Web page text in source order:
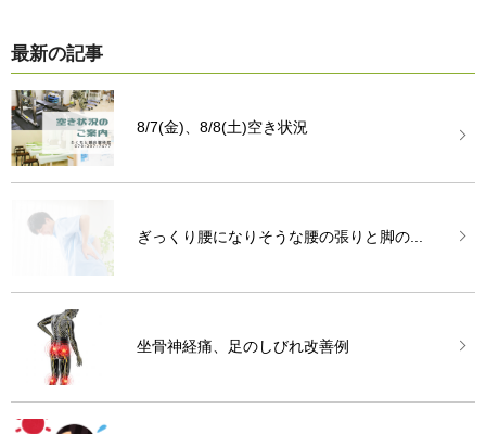
最新の記事
8/7(金)、8/8(土)空き状況
ぎっくり腰になりそうな腰の張りと脚の...
坐骨神経痛、足のしびれ改善例